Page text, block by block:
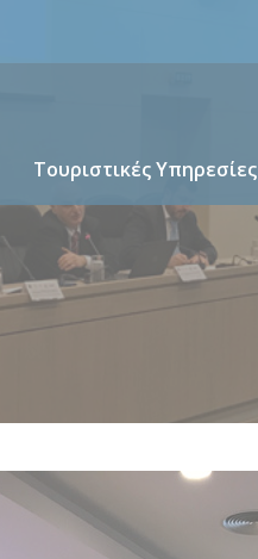
Τουριστικές Υπηρεσίες